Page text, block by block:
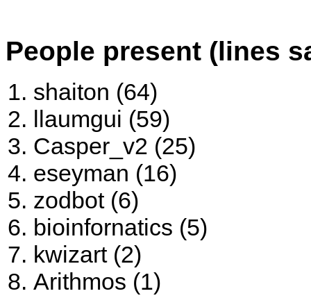
People present (lines
shaiton (64)
llaumgui (59)
Casper_v2 (25)
eseyman (16)
zodbot (6)
bioinfornatics (5)
kwizart (2)
Arithmos (1)